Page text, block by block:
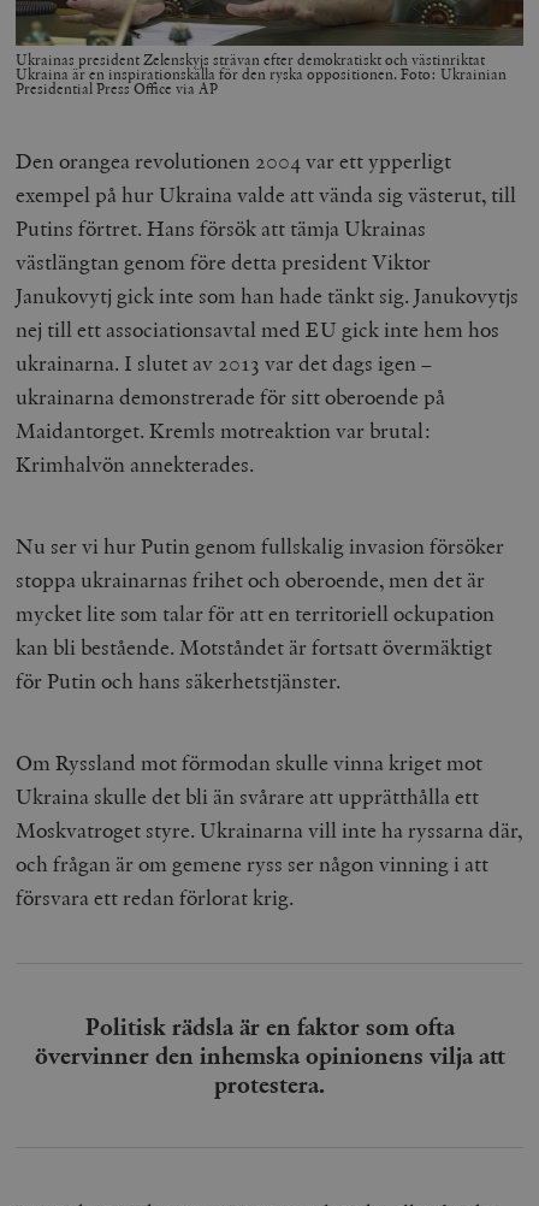
Ukrainas presidentZelenskyjs strävan efter demokratiskt och västinriktat
Ukraina är en inspirationskälla för den ryska oppositionen. Foto: Ukrainian
Presidential Press Office via AP
Den orangea revolutionen 2004 var ett ypperligt
exempel på hur Ukraina valde att vända sig västerut, till
Putins förtret. Hans försök att tämja Ukrainas
västlängtan genom före detta president Viktor
Janukovytj gick inte som han hade tänkt sig. Janukovytjs
nej till ett associationsavtal med EU gick inte hem hos
ukrainarna. I slutet av 2013 var det dags igen –
ukrainarna demonstrerade för sitt oberoende på
Maidantorget. Kremls motreaktion var brutal:
Krimhalvön annekterades.
Nu ser vi hur Putin genom fullskalig invasion försöker
stoppa ukrainarnas frihet och oberoende, men det är
mycket lite som talar för att en territoriell ockupation
kan bli bestående. Motståndet är fortsatt övermäktigt
för Putin och hans säkerhetstjänster.
Om Ryssland mot förmodan skulle vinna kriget mot
Ukraina skulle det bli än svårare att upprätthålla ett
Moskvatroget styre. Ukrainarna vill inte ha ryssarna där,
och frågan är om gemene ryss ser någon vinning i att
försvara ett redan förlorat krig.
Politisk rädsla är en faktor som ofta
övervinner den inhemska opinionens vilja att
protestera.